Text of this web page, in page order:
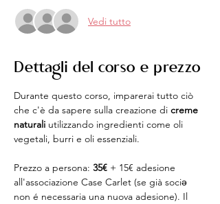
Vedi tutto
Dettagli del corso e prezzo
Durante questo corso, imparerai tutto ciò
che c'è da sapere sulla creazione di creme
naturali utilizzando ingredienti come oli
vegetali, burri e oli essenziali.
Prezzo a persona: 35€ + 15€ adesione
all'associazione Case Carlet (se già sociə
non é necessaria una nuova adesione). Il